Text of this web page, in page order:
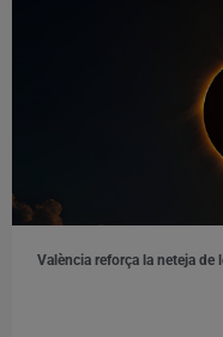
València reforça la neteja de